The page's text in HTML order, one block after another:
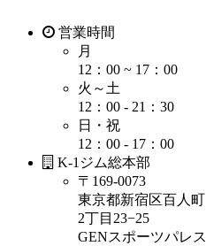
営業時間
月
12：00 ~ 17：00
火～土
12：00 - 21：30
日・祝
12：00 - 17：00
K-1ジム総本部
〒169-0073
東京都新宿区百人町
2丁目23−25
GENスポーツパレス